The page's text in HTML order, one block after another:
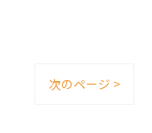
次のページ >